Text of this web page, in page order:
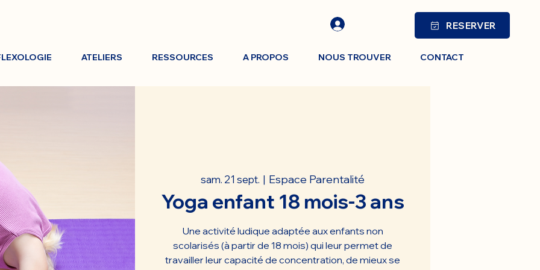
RESERVER
ATELIERS RESSOURCES A PROPOS NOUS TROUVER CONTACT
sam. 21 sept.
  |
Espace Parentalité
Yoga enfant 18 mois-3 ans
Une activité ludique adaptée aux enfants non
scolarisés (à partir de 18 mois) qui leur permet de
travailler leur capacité de concentration, de mieux se